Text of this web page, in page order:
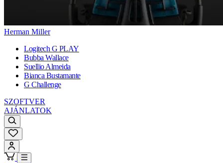
Herman Miller
Logitech G PLAY
Bubba Wallace
Suellio Almeida
Bianca Bustamante
G Challenge
SZOFTVER
AJÁNLATOK